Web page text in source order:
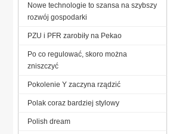
Nowe technologie to szansa na szybszy
rozwój gospodarki
PZU i PFR zarobiły na Pekao
Po co regulować, skoro można
zniszczyć
Pokolenie Y zaczyna rządzić
Polak coraz bardziej stylowy
Polish dream